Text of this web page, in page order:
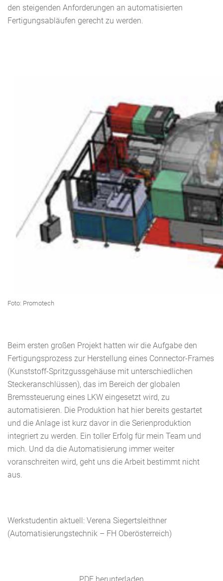
den steigenden Anforderungen an automatisierten
Fertigungsabläufen gerecht zu werden.
Foto: Promotech
Beim ersten großen Projekt hatten wir die Aufgabe den
Fertigungsprozess zur Herstellung eines Connector-Frames
(Kunststoff-Spritzgussgehäuse mit unterschiedlichen
Steckeranschlüssen), das im Bereich der globalen
Bremssteuerung eines LKW eingesetzt wird, zu
automatisieren. Die Produktion hat hier bereits gestartet
und die Anlage ist kurz davor in die Serienproduktion
integriert zu werden. Ein toller Erfolg für mein Team und
mich. Und da die Automatisierung immer weiter
voranschreiten wird, geht uns die Arbeit bestimmt nicht
aus.
Werkstudentin aktuell: Verena Siegertsleithner
(Automatisierungstechnik – FH Oberösterreich)